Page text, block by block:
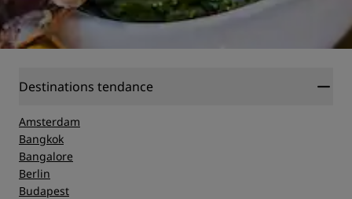
Destinations tendance
Amsterdam
Bangkok
Bangalore
Berlin
Budapest